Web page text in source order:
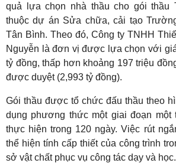
quả lựa chọn nhà thầu cho gói thầu
thuộc dự án Sửa chữa, cải tạo
Tân Bình. Theo đó, Công ty TNHH
Nguyễn là đơn vị được lựa chọn với
tỷ đồng, thấp hơn khoảng 197 triệu
được duyệt (2,993 tỷ đồng).
Gói thầu được tổ chức đấu thầu theo
dụng phương thức một giai đoạn
thực hiện trong 120 ngày. Việc rút
thể hiện tính cấp thiết của công trình
sở vật chất phục vụ công tác dạy và học.